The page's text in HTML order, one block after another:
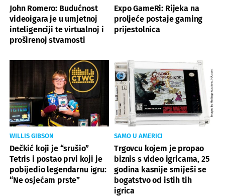
John Romero: Budućnost
videoigara je u umjetnoj
inteligenciji te virtualnoj i
proširenoj stvarnosti
Expo GameRi: Rijeka na
proljeće postaje gaming
prijestolnica
WILLIS GIBSON
Dečkić koji je “srušio”
Tetris i postao prvi koji je
pobijedio legendarnu igru:
“Ne osjećam prste”
SAMO U AMERICI
Trgovcu kojem je propao
biznis s video igricama, 25
godina kasnije smiješi se
bogatstvo od istih tih
igrica